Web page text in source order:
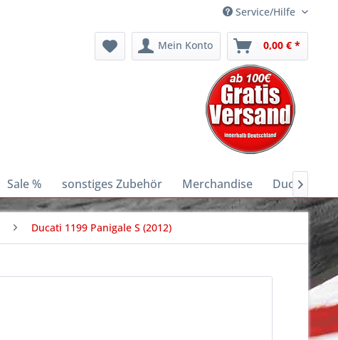
Service/Hilfe
Mein Konto 0,00 € *
Sale % sonstiges Zubehör Merchandise Ducati E-

Ducati 1199 Panigale S (2012)